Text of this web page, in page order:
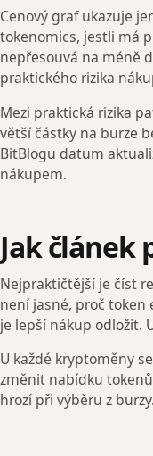
Cenový graf ukazuje
tokenomics, jestli má
nepřesouvá na méně
praktického rizika
Mezi praktická rizika
větší částky na burze
BitBlogu datum
nákupem.
Jak
Nejpraktičtější je číst
není jasné, proč token
je lepší nákup odložit.
U každé kryptoměny
změnit nabídku
hrozí při výběru z